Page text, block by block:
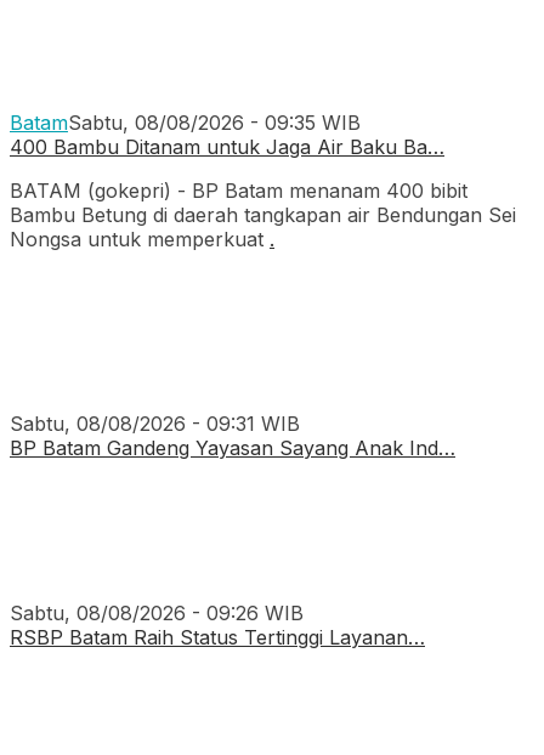
BatamSabtu, 08/08/2026 - 09:35 WIB
400 Bambu Ditanam untuk Jaga Air Baku Ba…
BATAM (gokepri) - BP Batam menanam 400 bibit
Bambu Betung di daerah tangkapan air Bendungan Sei
Nongsa untuk memperkuat .
Sabtu, 08/08/2026 - 09:31 WIB
BP Batam Gandeng Yayasan Sayang Anak Ind…
Sabtu, 08/08/2026 - 09:26 WIB
RSBP Batam Raih Status Tertinggi Layanan…